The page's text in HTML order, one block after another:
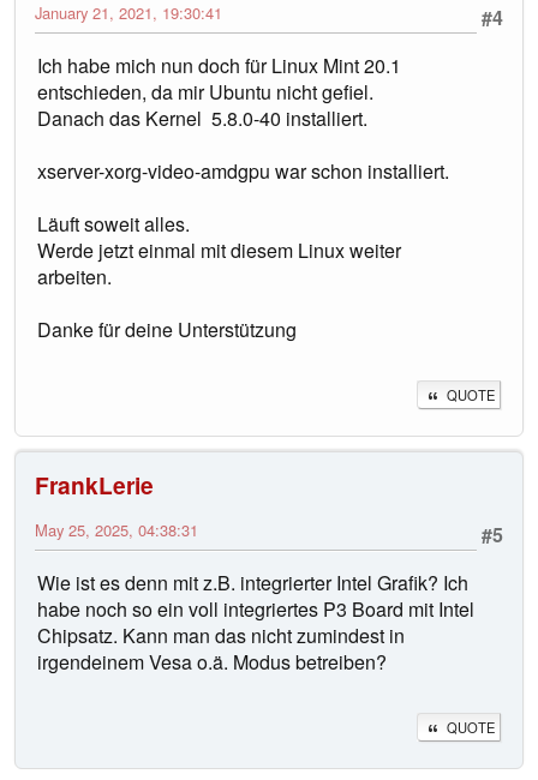
#4
January 21, 2021, 19:30:41
Ich habe mich nun doch für Linux Mint 20.1
entschieden, da mir Ubuntu nicht gefiel.
Danach das Kernel 5.8.0-40 installiert.
xserver-xorg-video-amdgpu war schon installiert.
Läuft soweit alles.
Werde jetzt einmal mit diesem Linux weiter
arbeiten.
Danke für deine Unterstützung
QUOTE
FrankLerie
#5
May 25, 2025, 04:38:31
Wie ist es denn mit z.B. integrierter Intel Grafik? Ich
habe noch so ein voll integriertes P3 Board mit Intel
Chipsatz. Kann man das nicht zumindest in
irgendeinem Vesa o.ä. Modus betreiben?
QUOTE